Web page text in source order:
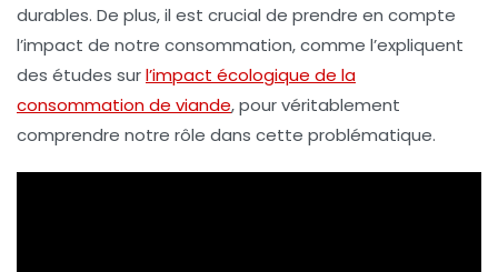
durables. De plus, il est crucial de prendre en compte
l’impact de notre consommation, comme l’expliquent
des études surl’impact écologique de la
consommation de viande, pour véritablement
comprendre notre rôle dans cette problématique.